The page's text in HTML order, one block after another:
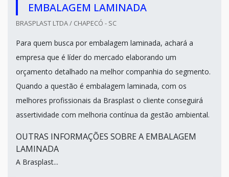
EMBALAGEM LAMINADA
BRASPLAST LTDA / CHAPECÓ - SC
Para quem busca por embalagem laminada, achará a
empresa que é líder do mercado elaborando um
orçamento detalhado na melhor companhia do segmento.
Quando a questão é embalagem laminada, com os
melhores profissionais da Brasplast o cliente conseguirá
assertividade com melhoria contínua da gestão ambiental.
OUTRAS INFORMAÇÕES SOBRE A EMBALAGEM
LAMINADA
A Brasplast...